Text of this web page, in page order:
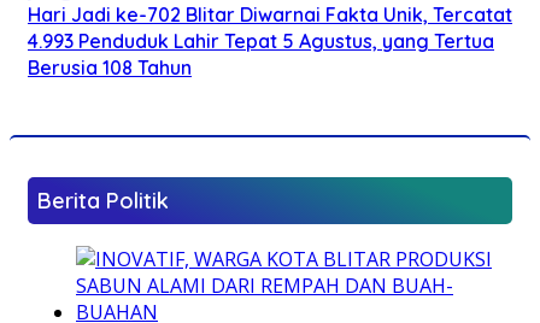
Hari Jadi ke-702 Blitar Diwarnai Fakta Unik, Tercatat
4.993 Penduduk Lahir Tepat 5 Agustus, yang Tertua
Berusia 108 Tahun
Berita Politik